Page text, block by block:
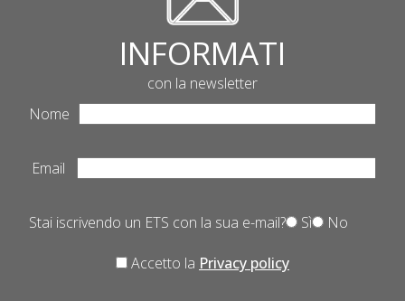
INFORMATI
con la newsletter
Nome
Email
Stai iscrivendo un ETS con la sua e-mail? Sì No
Accetto la Privacy policy